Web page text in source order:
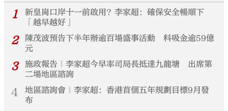
1
新皇崗口岸十一前啟用？李家超：確保安全暢順下
「越早越好」
2
陳茂波預告下半年辦逾百場盛事活動 料吸金逾59億
元
3
施政報告｜李家超今早率司局長抵達九龍塘 出席第
二場地區諮詢
4
地區諮詢會｜李家超：香港首個五年規劃目標9月發
布